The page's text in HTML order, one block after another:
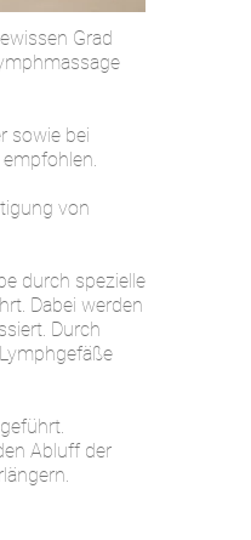
Grad
sowie bei
von
durch spezielle
Dabei werden
Durch
Abluff der